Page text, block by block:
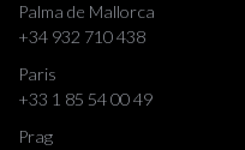
Palma de Mallorca
+34 932 710 438
Paris
+33 1 85 54 00 49
Prag